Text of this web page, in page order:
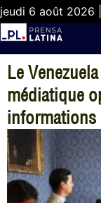
jeudi 6 août 2026 |
Le
médiatique
informations